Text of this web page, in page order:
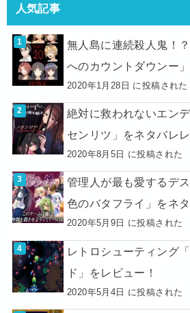
人気記事
無人島に連続殺人鬼！
へのカウントダウンー
2020年1月28日 に投稿された
絶対に救われないエン
センリツ」をネタバレレ
2020年8月5日 に投稿された
管理人が最も愛するデ
色のバタフライ」をネ
2020年5月9日 に投稿された
レトロシューティング
ド」をレビュー！
2020年5月4日 に投稿された